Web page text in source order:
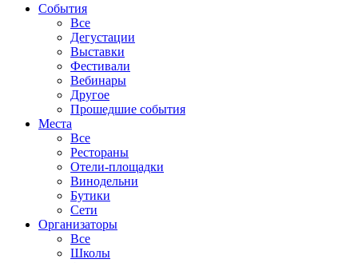
События
Все
Дегустации
Выставки
Фестивали
Вебинары
Другое
Прошедшие события
Места
Все
Рестораны
Отели-площадки
Винодельни
Бутики
Сети
Организаторы
Все
Школы